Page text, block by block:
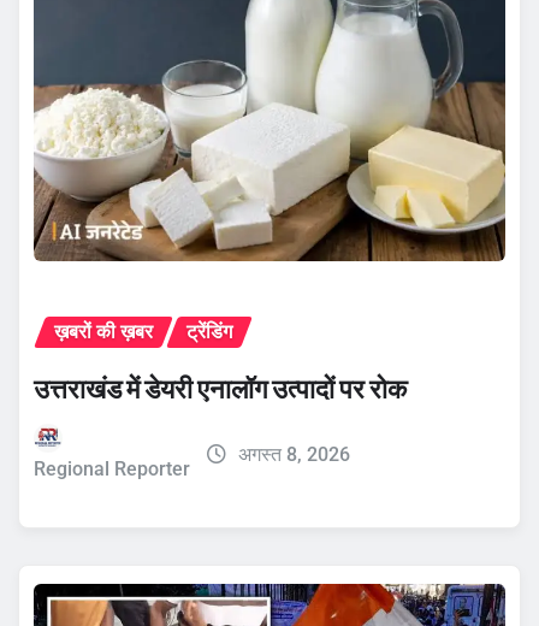
ख़बरों की ख़बर ट्रेंडिंग
उत्तराखंड में डेयरी एनालॉग उत्पादों पर रोक
Regional Reporter
अगस्त 8, 2026